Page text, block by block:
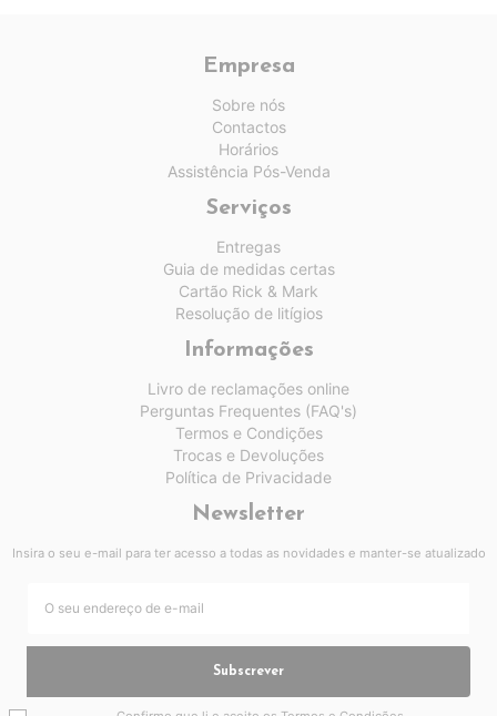
Empresa
Sobre nós
Contactos
Horários
Assistência Pós-Venda
Serviços
Entregas
Guia de medidas certas
Cartão Rick & Mark
Resolução de litígios
Informações
Livro de reclamações online
Perguntas Frequentes (FAQ's)
Termos e Condições
Trocas e Devoluções
Política de Privacidade
Newsletter
Insira o seu e-mail para ter acesso a todas as novidades e manter-se atualizado
Subscrever